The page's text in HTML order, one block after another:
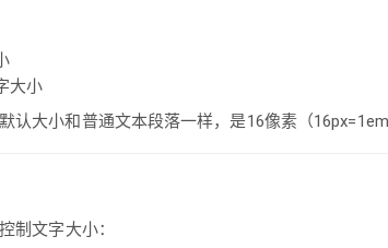
大小
认大小和普通文本段落一样，是16像素（16px=1em
制文字大小：